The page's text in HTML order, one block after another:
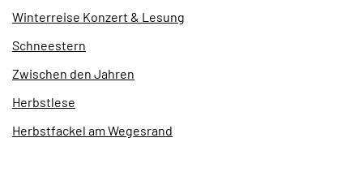
Winterreise Konzert & Lesung
Schneestern
Zwischen den Jahren
Herbstlese
Herbstfackel am Wegesrand